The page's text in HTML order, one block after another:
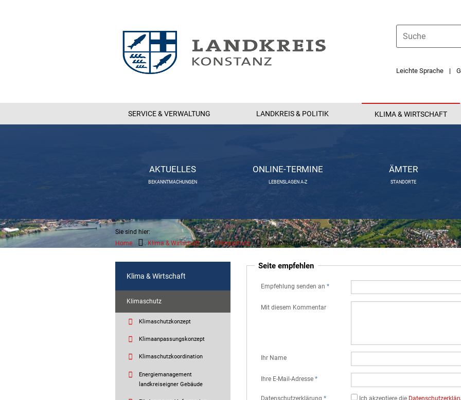
Leichte Sprache
SERVICE & VERWALTUNG LANDKREIS & POLITIK KLIMA & WIRTSCHAFT
AKTUELLES
BEKANNTMACHUNGEN
ONLINE-TERMINE
LEBENSLAGEN A-Z
ÄMTER
STANDORTE
Sie sind hier:
Home
Klima & Wirtschaft Klimaschutz ZukunftsEntdeckerTage
Klima & Wirtschaft
Klimaschutz
Klimaschutzkonzept
Klimaanpassungskonzept
Klimaschutzkoordination
Energiemanagement
landkreiseigner Gebäude
Seite empfehlen
Empfehlung senden an *
Mit diesem Kommentar
Ihr Name
Ihre E-Mail-Adresse *
Datenschutz­erklärung*